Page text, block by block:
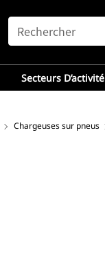
SEARCH
Secteurs D’activité
Chargeuses sur pneus